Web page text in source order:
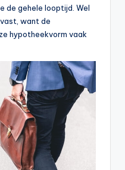
de gehele looptijd. Wel
want de
hypotheekvorm vaak